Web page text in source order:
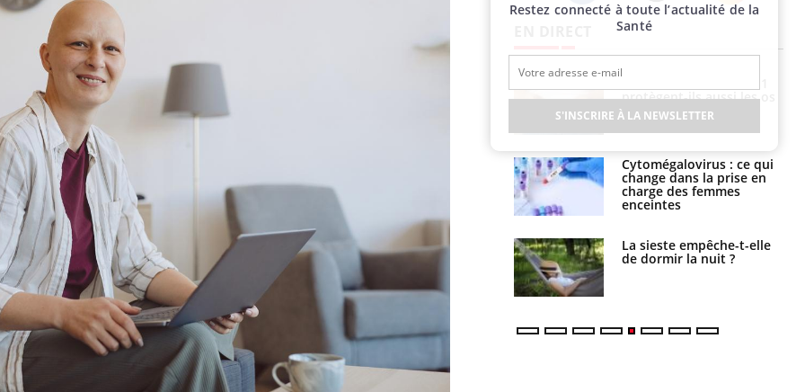
Facebook Twitter Instagram
Toujours connectés :
comment le travail
empiète de plus en plus
sur nos soirées
Cancer colorectal : une
stratégie simple aurait
changé la donne au Pays
basque
Chikungunya, dengue,
West Nile : que se passe-
t-il dans le sud de la
France ?
La sieste empêche-t-elle
de dormir la nuit ?
tous les jours se profile-t-
elle enfin ?
Pourquoi votre ventre
gâche-t-il les premiers
jours de vos vacances ?
Fortes chaleurs :
pourquoi le risque de
Restez connecté à toute l’actualité de la
Santé
S'INSCRIRE À LA NEWSLETTER